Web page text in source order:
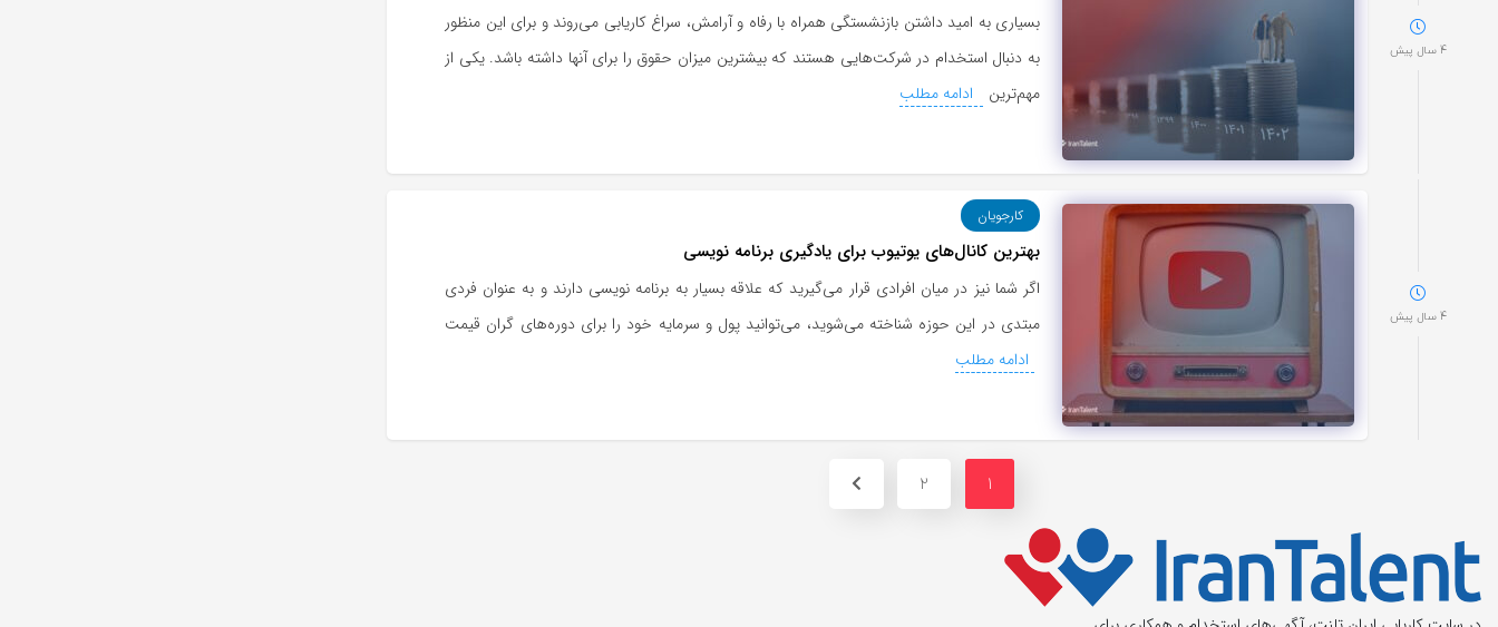
4 سال پیش
بسیاری به امید داشتن بازنشستگی همراه با رفاه و آرامش، سراغ کاریابی می‌روند و برای این منظور
به دنبال استخدام در شرکت‌هایی هستند که بیشترین میزان حقوق را برای آنها داشته باشد. یکی از
مهم‌ترین
ادامه مطلب
4 سال پیش
کارجویان
بهترین کانال‌های یوتیوب برای یادگیری برنامه نویسی
اگر شما نیز در میان افرادی قرار می‌گیرید که علاقه بسیار به برنامه نویسی دارند و به عنوان فردی
مبتدی در این حوزه شناخته می‌شوید، می‌توانید پول و سرمایه خود را برای دوره‌های گران قیمت
ادامه مطلب
1
2